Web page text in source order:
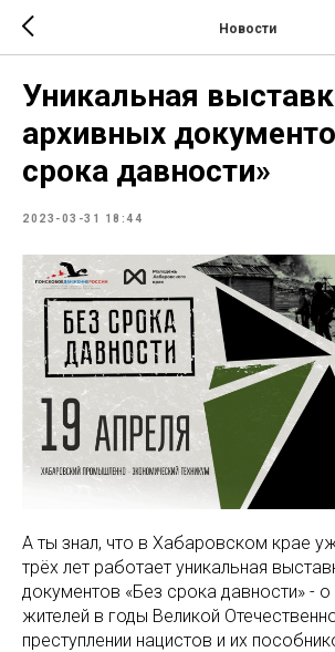
Новости
Уникальная
архивных
срока давности»
2023-03-31 18:44
А ты знал, что в Хабаровском крае
трёх лет работает уникальная
документов «Без срока давности» -
жителей в годы Великой
преступлении нацистов и их